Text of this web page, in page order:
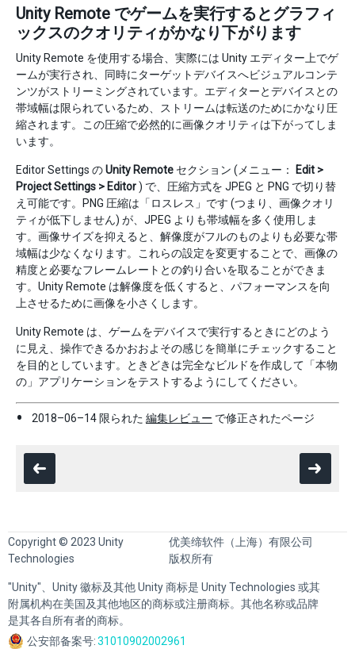
Unity Remote でゲームを実行するとグラフィ
ックスのクオリティがかなり下がります
Unity Remote を使用する場合、実際には Unity エディター上でゲ
ームが実行され、同時にターゲットデバイスへビジュアルコンテ
ンツがストリーミングされています。エディターとデバイスとの
帯域幅は限られているため、ストリームは転送のためにかなり圧
縮されます。この圧縮で必然的に画像クオリティは下がってしま
います。
Editor Settings のUnity Remote セクション (メニュー：
Edit >
Project Settings > Editor) で、圧縮方式を JPEG と PNG で切り替
え可能です。PNG 圧縮は「ロスレス」です (つまり、画像クオリ
ティが低下しません) が、JPEG よりも帯域幅を多く使用しま
す。画像サイズを抑えると、解像度がフルのものよりも必要な帯
域幅は少なくなります。これらの設定を変更することで、画像の
精度と必要なフレームレートとの釣り合いを取ることができま
す。Unity Remote は解像度を低くすると、パフォーマンスを向
上させるために画像を小さくします。
Unity Remote は、ゲームをデバイスで実行するときにどのよう
に見え、操作できるかおおよその感じを簡単にチェックすること
を目的としています。ときどきは完全なビルドを作成して「本物
の」アプリケーションをテストするようにしてください。
2018–06–14 限られた 編集レビュー で修正されたページ
Copyright © 2023 Unity
Technologies
优美缔软件（上海）有限公司
版权所有
"Unity"、Unity 徽标及其他 Unity 商标是 Unity Technologies 或其
附属机构在美国及其他地区的商标或注册商标。其他名称或品牌
是其各自所有者的商标。
公安部备案号:31010902002961